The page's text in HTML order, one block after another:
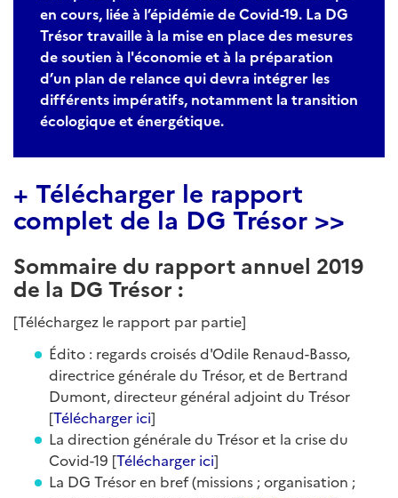
en cours, liée à l’épidémie de Covid-19. La DG
Trésor travaille à la mise en place des mesures
de soutien à l'économie et à la préparation
d’un plan de relance qui devra intégrer les
différents impératifs, notamment la transition
écologique et énergétique.
+ Télécharger le rapport
complet de la DG Trésor >>
Sommaire du rapport annuel 2019
de la DG Trésor :
[Téléchargez le rapport par partie]
Édito : regards croisés d'Odile Renaud-Basso,
directrice générale du Trésor, et de Bertrand
Dumont, directeur général adjoint du Trésor
[Télécharger ici]
La direction générale du Trésor et la crise du
Covid-19 [Télécharger ici]
La DG Trésor en bref (missions ; organisation ;